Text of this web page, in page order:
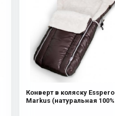
Конверт в коляску Esspero
Markus (натуральная 100%